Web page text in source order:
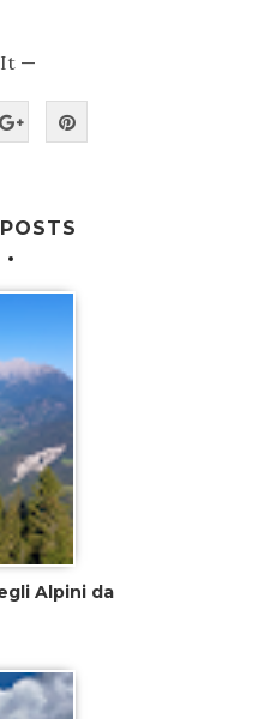
It —
Alpini da